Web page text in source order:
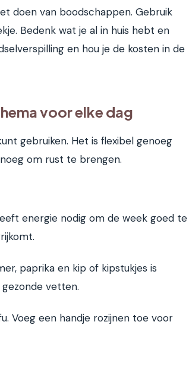
doen van boodschappen. Gebruik
Bedenk wat je al in huis hebt en
en hou je de kosten in de
voor elke dag
gebruiken. Het is flexibel genoeg
om rust te brengen.
energie nodig om de week goed te
paprika en kip of kipstukjes is
vetten.
Voeg een handje rozijnen toe voor